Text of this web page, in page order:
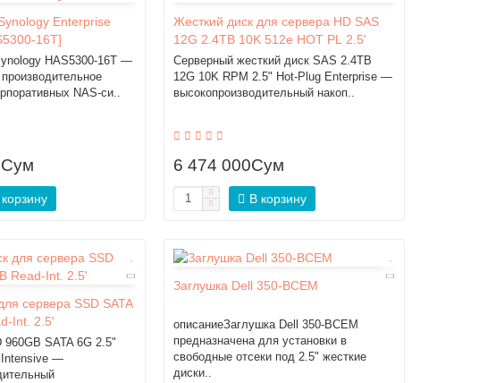
Enterprise
16T]
HAS5300-16T —
NAS-си..
Жесткий диск для сервера HD SAS
12G 2.4TB 10K 512e HOT PL 2.5'
Серверный жесткий диск SAS 2.4TB
12G 10K RPM 2.5" Hot-Plug Enterprise —
высокопроизводительный накоп..
6 474 000Сум
В корзину
сервера SSD SATA
Int. 2.5'
SATA 6G 2.5"
Intensive —
Заглушка Dell 350-BCEM
описаниеЗаглушка Dell 350-BCEM
предназначена для установки в
свободные отсеки под 2.5" жесткие
диски..